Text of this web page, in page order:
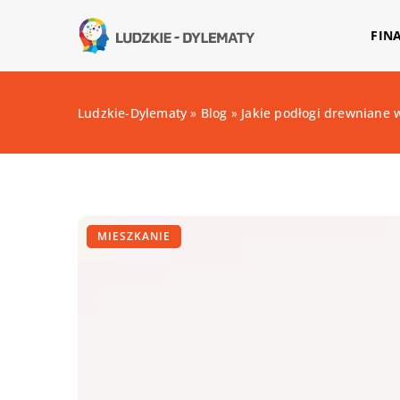
Ludzkie-Dylematy » Blog » Jakie podłogi drewniane
MIESZKANIE